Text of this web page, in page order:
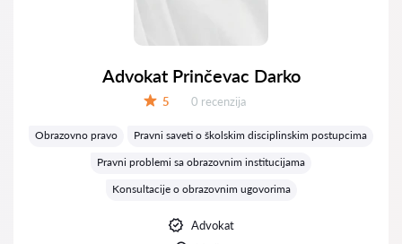
Advokat Prinčevac Darko
5 Recenzija:
0 recenzija
Obrazovno pravo
Pravni saveti o školskim disciplinskim postupcima
Pravni problemi sa obrazovnim institucijama
Konsultacije o obrazovnim ugovorima
Advokat